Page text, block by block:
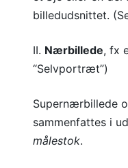
billedudsnittet.
II. Nærbillede, fx
“Selvportræt”)
Supernærbillede
sammenfattes i
målestok.